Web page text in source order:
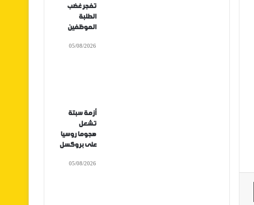
تفجر غضب
الطلبة
الموظفين
05/08/2026
أزمة سبتة
تشعل
هجوما روسيا
على بروكسل
05/08/2026